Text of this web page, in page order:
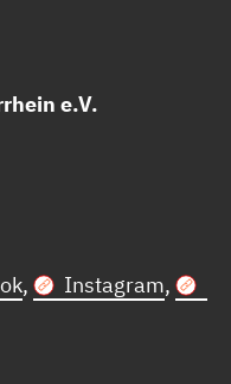
e.V.
, Instagram,